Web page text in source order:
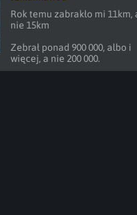
Rok temu zabrakło mi 11km,
nie 15km
Zebrał ponad 900 000, albo i
więcej, a nie 200 000.